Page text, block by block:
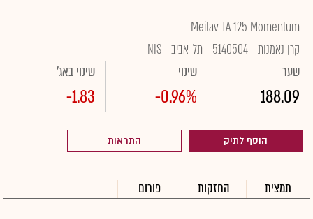
Meitav TA 125 Momentum
קרן נאמנות 5140504 תל-אביב NIS
--
שער
188.09
שינוי
-0.96%
שינוי באג'
-1.83
הוסף לתיק התראות
תמצית החזקות פורום